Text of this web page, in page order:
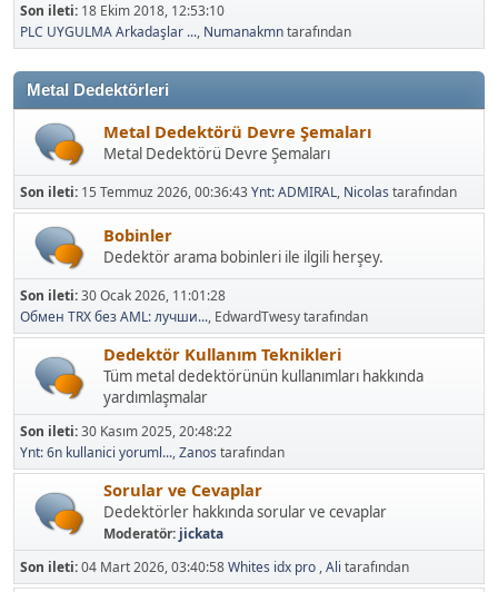
Son ileti: 18 Ekim 2018, 12:53:10
PLC UYGULMA Arkadaşlar ..., Numanakmntarafından
Metal Dedektörleri
Metal Dedektörü Devre Şemaları
Metal Dedektörü Devre Şemaları
Son ileti: 15 Temmuz 2026, 00:36:43Ynt: ADMIRAL, Nicolas tarafından
Bobinler
Dedektör arama bobinleri ile ilgili herşey.
Son ileti:30 Ocak 2026, 11:01:28
Обмен TRX без AML: лучши..., EdwardTwesy tarafından
Dedektör Kullanım Teknikleri
Tüm metal dedektörünün kullanımları hakkında
yardımlaşmalar
Son ileti:30 Kasım 2025, 20:48:22
Ynt: 6n kullanici yoruml...,Zanos tarafından
Sorular ve Cevaplar
Dedektörler hakkında sorular ve cevaplar
Moderatör: jickata
Son ileti:04 Mart 2026, 03:40:58Whites idx pro ,Ali tarafından